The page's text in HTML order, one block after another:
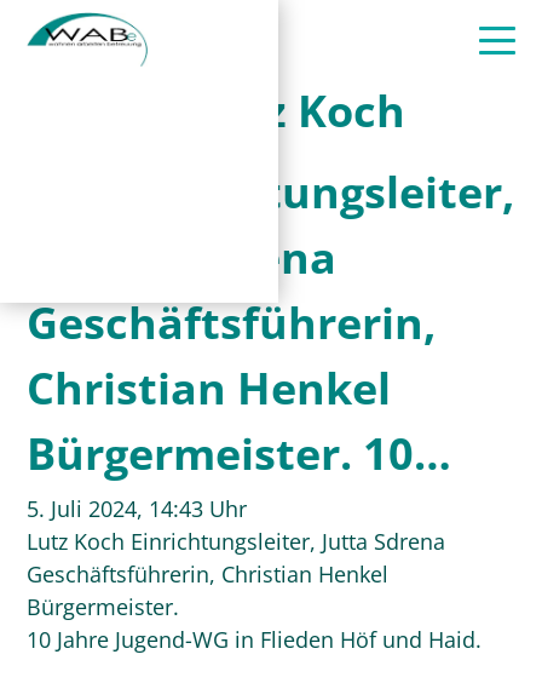
Lutz Koch
Einrichtungsleiter,
Jutta Sdrena
Geschäftsführerin,
Christian Henkel
Bürgermeister. 10…
5. Juli 2024, 14:43 Uhr
Lutz Koch Einrichtungsleiter, Jutta Sdrena
Geschäftsführerin, Christian Henkel
Bürgermeister.
10 Jahre Jugend-WG in Flieden Höf und Haid.